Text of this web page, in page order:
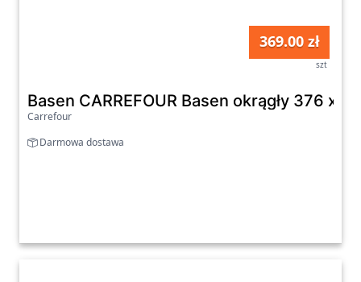
369.00 zł
szt
Basen CARREFOUR Basen okrągły 376 x
Carrefour
Darmowa dostawa